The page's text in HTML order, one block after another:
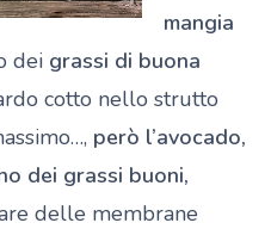
mangia
dei grassi di buona
cotto nello strutto
però l’avocado,
dei grassi buoni,
delle membrane